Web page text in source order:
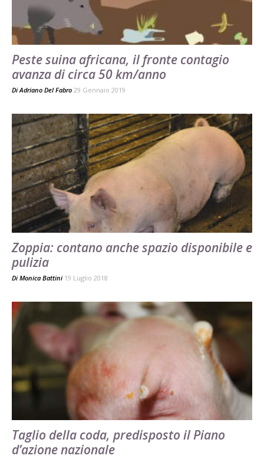
Peste suina africana, il fronte contagio
avanza di circa 50 km/anno
DiAdriano Del Fabro 29 Gennaio 2019
Zoppia: contano anche spazio disponibile e
pulizia
Di Monica Battini 19 Luglio 2018
Taglio della coda, predisposto il Piano
d’azione nazionale